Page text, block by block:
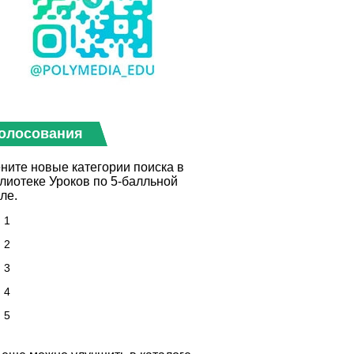
новые категории поиска в
Уроков по 5-балльной
1
2
3
4
5